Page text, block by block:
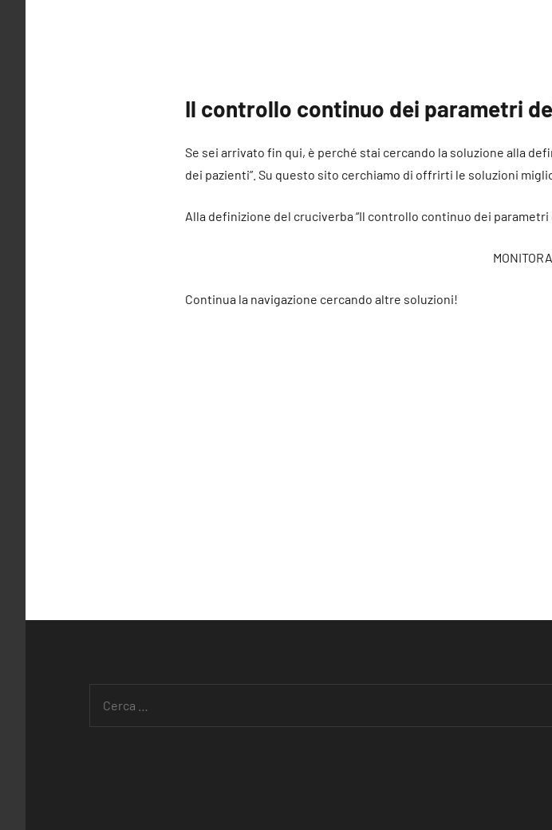
Il controllo continuo dei parametri
Se sei arrivato fin qui, è perché stai cercando la soluzione alla
dei pazienti”. Su questo sito cerchiamo di offrirti le soluzioni
Alla definizione del cruciverba “Il controllo continuo dei
Continua la navigazione cercando altre soluzioni!